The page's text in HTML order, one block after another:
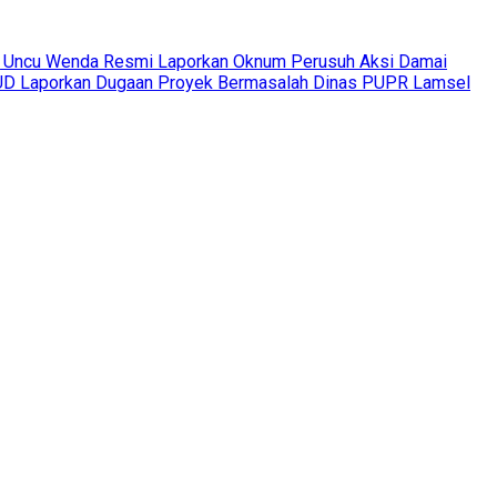
Wenda Resmi Laporkan Oknum Perusuh Aksi Damai
Laporkan Dugaan Proyek Bermasalah Dinas PUPR Lamsel